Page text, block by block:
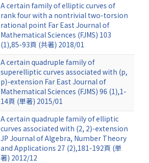
A certain family of elliptic curves of
rank four with a nontrivial two-torsion
rational point Far East Journal of
Mathematical Sciences (FJMS) 103
(1),85-93頁 (共著) 2018/01
A certain quadruple family of
superelliptic curves associated with (p,
p)-extension Far East Journal of
Mathematical Sciences (FJMS) 96 (1),1-
14頁 (単著) 2015/01
A certain quadruple family of elliptic
curves associated with (2, 2)-extension
JP Journal of Algebra, Number Theory
and Applications 27 (2),181-192頁 (単
著) 2012/12